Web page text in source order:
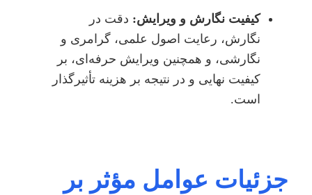
کیفیت نگارش و ویرایش: دقت در
نگارش، رعایت اصول علمی، گرامری و
نگارشی، و همچنین ویرایش حرفه‌ای، بر
کیفیت نهایی و در نتیجه بر هزینه تأثیرگذار
است.
جزئیات عوامل مؤثر بر